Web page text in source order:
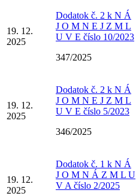
19. 12.
2025
Dodatok č. 2 k N Á
J O M N E J Z M L
U V E číslo 10/2023
347/2025
19. 12.
2025
Dodatok č. 2 k N Á
J O M N E J Z M L
U V E číslo 5/2023
346/2025
19. 12.
2025
Dodatok č. 1 k N Á
J O M N Á Z M L U
V A číslo 2/2025